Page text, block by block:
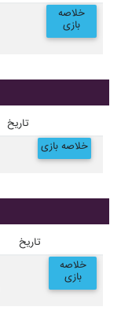
خلاصه
بازی
تاریخ
خلاصه بازی
تاریخ
خلاصه
بازی